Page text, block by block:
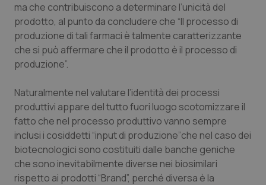
Molise
Piemonte
Provincia Autonoma di Trento
Puglia
Sardegna
Epatiti
HIV
Ipertensione & Scompenso
Malattie rare
Malattia di Crohn & Rettocolite Ulcerosa
ma che contribuiscono a determinare l’unicità del
prodotto, al punto da concludere che “Il processo di
produzione di tali farmaci è talmente caratterizzante
che si può affermare che il prodotto è il processo di
produzione”.
Naturalmente nel valutare l’identità dei processi
produttivi appare del tutto fuori luogo scotomizzare il
fatto che nel processo produttivo vanno sempre
inclusi i cosiddetti “input di produzione”che nel caso dei
biotecnologici sono costituiti dalle banche geniche
che sono inevitabilmente diverse nei biosimilari
rispetto ai prodotti “Brand”, perché diversa è la